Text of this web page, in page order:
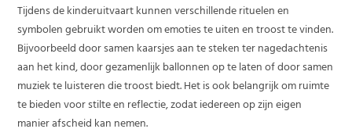
Tijdens de kinderuitvaart kunnen verschillende rituelen en
symbolen gebruikt worden om emoties te uiten en troost te vinden.
Bijvoorbeeld door samen kaarsjes aan te steken ter nagedachtenis
aan het kind, door gezamenlijk ballonnen op te laten of door samen
muziek te luisteren die troost biedt. Het is ook belangrijk om ruimte
te bieden voor stilte en reflectie, zodat iedereen op zijn eigen
manier afscheid kan nemen.